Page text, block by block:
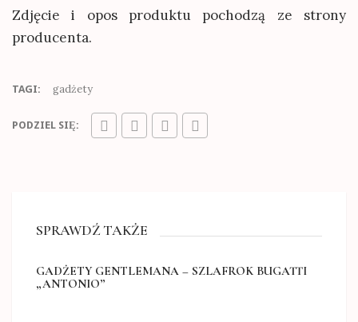
Zdjęcie i opos produktu pochodzą ze strony
producenta.
TAGI: gadżety
PODZIEL SIĘ:
SPRAWDŹ TAKŻE
GADŻETY GENTLEMANA – SZLAFROK BUGATTI
„ANTONIO”